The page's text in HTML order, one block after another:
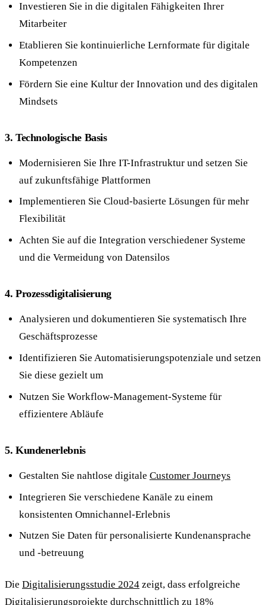
Investieren Sie in die digitalen Fähigkeiten Ihrer
Mitarbeiter
Etablieren Sie kontinuierliche Lernformate für digitale
Kompetenzen
Fördern Sie eine Kultur der Innovation und des digitalen
Mindsets
3. Technologische Basis
Modernisieren Sie Ihre IT-Infrastruktur und setzen Sie
auf zukunftsfähige Plattformen
Implementieren Sie Cloud-basierte Lösungen für mehr
Flexibilität
Achten Sie auf die Integration verschiedener Systeme
und die Vermeidung von Datensilos
4. Prozessdigitalisierung
Analysieren und dokumentieren Sie systematisch Ihre
Geschäftsprozesse
Identifizieren Sie Automatisierungspotenziale und setzen
Sie diese gezielt um
Nutzen Sie Workflow-Management-Systeme für
effizientere Abläufe
5. Kundenerlebnis
Gestalten Sie nahtlose digitale Customer Journeys
Integrieren Sie verschiedene Kanäle zu einem
konsistenten Omnichannel-Erlebnis
Nutzen Sie Daten für personalisierte Kundenansprache
und -betreuung
Die Digitalisierungsstudie 2024 zeigt, dass erfolgreiche
Digitalisierungsprojekte durchschnittlich zu 18%